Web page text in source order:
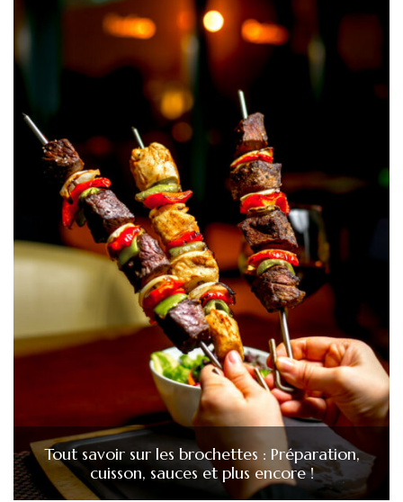
Tout savoir sur les brochettes : Préparation,
cuisson, sauces et plus encore !